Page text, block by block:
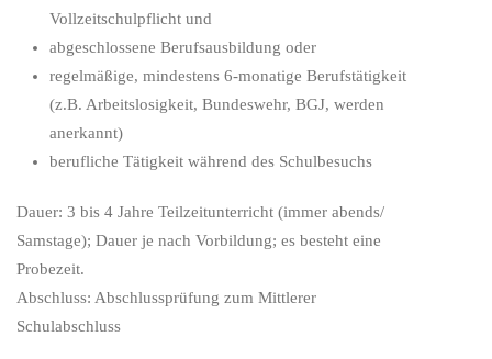
Vollzeitschulpflicht und
abgeschlossene Berufsausbildung oder
regelmäßige, mindestens 6-monatige Berufstätigkeit
(z.B. Arbeitslosigkeit, Bundeswehr, BGJ, werden
anerkannt)
berufliche Tätigkeit während des Schulbesuchs
Dauer: 3 bis 4 Jahre Teilzeitunterricht (immer abends/
Samstage); Dauer je nach Vorbildung; es besteht eine
Probezeit.
Abschluss: Abschlussprüfung zum Mittlerer
Schulabschluss